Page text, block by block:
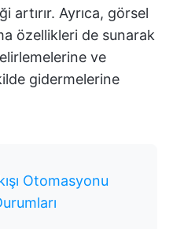
artırır. Ayrıca, görsel
özellikleri de sunarak
ve
gidermelerine
Otomasyonu